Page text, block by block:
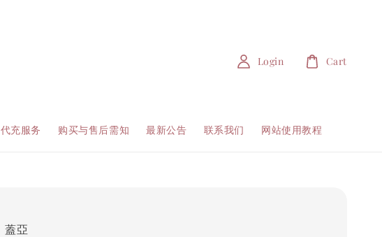
代充服务 购买与售后需知 最新公告 联系我们 网站使用教程
Login Cart
蓋亞